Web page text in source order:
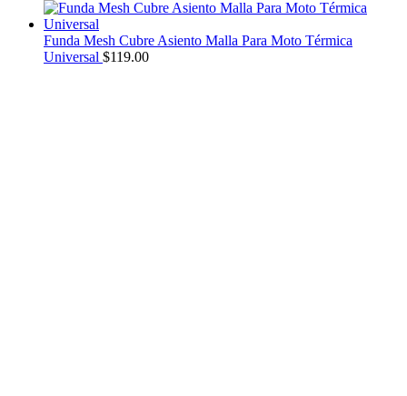
Funda Mesh Cubre Asiento Malla Para Moto Térmica
Universal $119.00